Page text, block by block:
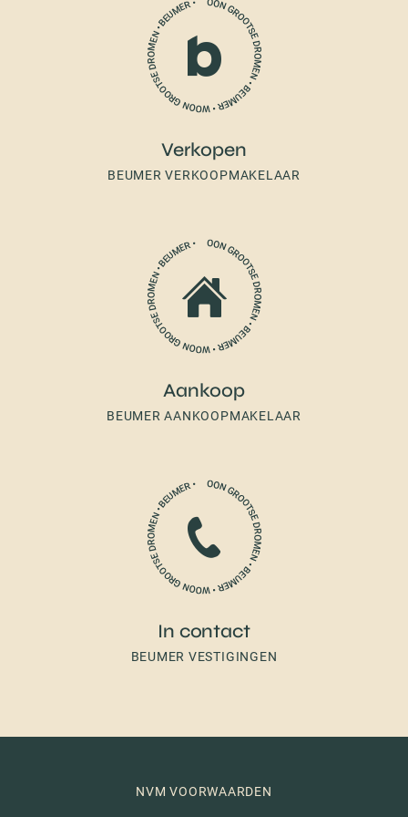
Verkopen
BEUMER VERKOOPMAKELAAR
Aankoop
BEUMER AANKOOPMAKELAAR
In contact
BEUMER VESTIGINGEN
NVM VOORWAARDEN